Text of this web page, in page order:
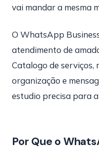
vai mandar a mesma
O WhatsApp
atendimento de
Catalogo de serviços,
organização e
estudio precisa para
Por Que o